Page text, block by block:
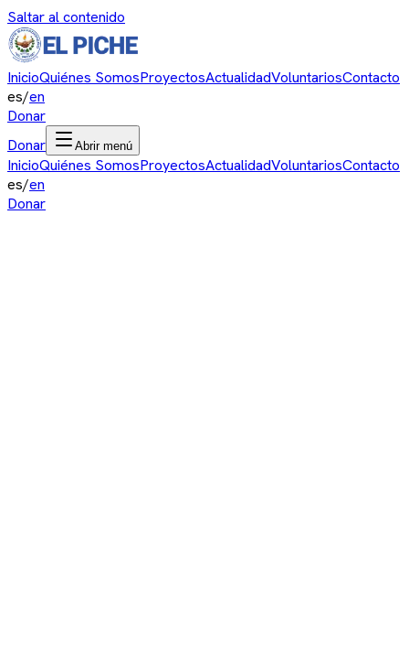
Saltar al contenido
InicioQuiénes SomosProyectosActualidadVoluntariosContacto
es/en
Donar
Donar
Abrir menú
InicioQuiénes SomosProyectosActualidadVoluntariosContacto
es/en
Donar